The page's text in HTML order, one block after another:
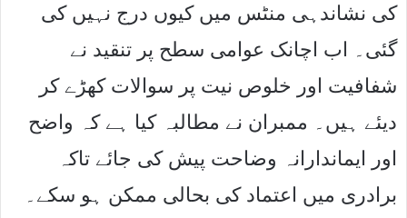
کی نشاندہی منٹس میں کیوں درج نہیں کی
گئی۔ اب اچانک عوامی سطح پر تنقید نے
شفافیت اور خلوص نیت پر سوالات کھڑے کر
دیئے ہیں۔ ممبران نے مطالبہ کیا ہے کہ واضح
اور ایماندارانہ وضاحت پیش کی جائے تاکہ
برادری میں اعتماد کی بحالی ممکن ہو سکے۔